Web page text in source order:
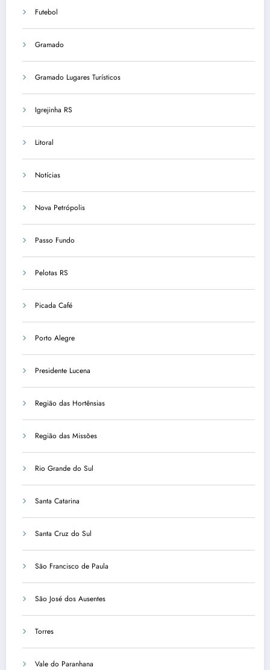
Futebol
Gramado
Gramado Lugares Turísticos
Igrejinha RS
Litoral
Notícias
Nova Petrópolis
Passo Fundo
Pelotas RS
Picada Café
Porto Alegre
Presidente Lucena
Região das Hortênsias
Região das Missões
Rio Grande do Sul
Santa Catarina
Santa Cruz do Sul
São Francisco de Paula
São José dos Ausentes
Torres
Vale do Paranhana